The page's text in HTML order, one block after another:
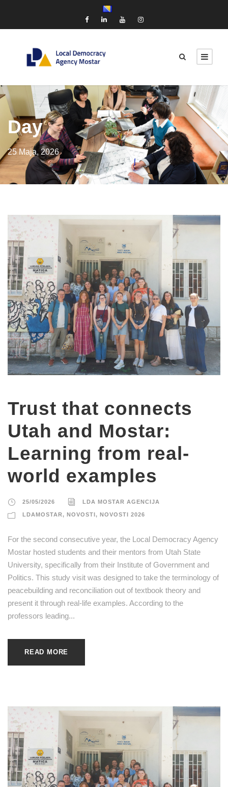
Day
25 Maja, 2026
Trust that connects
Utah and Mostar:
Learning from real-
world examples
25/05/2026 LDA MOSTAR AGENCIJA
LDAMOSTAR, NOVOSTI, NOVOSTI 2026
For the second consecutive year, the Local Democracy Agency
Mostar hosted students and their mentors from Utah State
University, specifically from their Institute of Government and
Politics. This study visit was designed to take the terminology of
peacebuilding and reconciliation out of textbook theory and
present it through real-life examples. According to the
professors leading...
READ MORE